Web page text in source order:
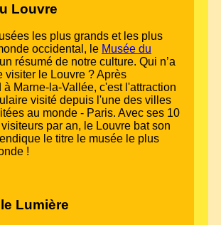
Louvre
les plus grands et les plus
occidental, le Musée du
résumé de notre culture. Qui n’a
visiter le Louvre ? Après
à Marne-la-Vallée, c'est l'attraction
visité depuis l'une des villes
au monde - Paris. Avec ses 10
par an, le Louvre bat son
le titre le musée le plus
!
Lumière